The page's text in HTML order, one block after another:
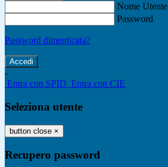
Nome Utente
Password
Password dimenticata?
-
Entra con SPID Entra con CIE
Seleziona utente
button close ×
Recupero password